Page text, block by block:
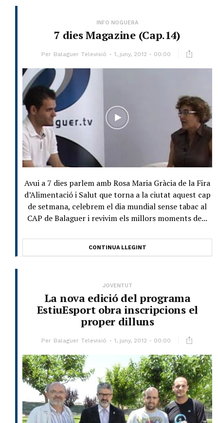
INFO NOGUERA
7 dies Magazine (Cap.14)
Per Balaguer Televisió 1, juny, 2012 - 00:00
Avui a 7 dies parlem amb Rosa Maria Gràcia de la Fira
d’Alimentació i Salut que torna a la ciutat aquest cap
de setmana, celebrem el dia mundial sense tabac al
CAP de Balaguer i revivim els millors moments de...
CONTINUA LLEGINT
JOVENTUT
La nova edició del programa
EstiuEsport obra inscripcions el
proper dilluns
Per Balaguer Televisió 1, juny, 2012 - 00:00